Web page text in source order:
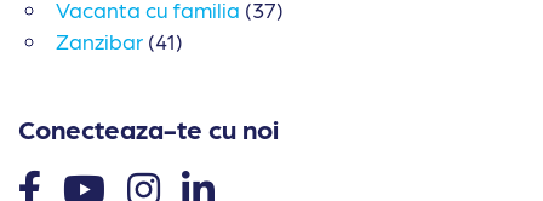
Vacanta cu familia (37)
Zanzibar (41)
Conecteaza-te cu noi